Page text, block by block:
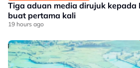
Tiga aduan media dirujuk kepada
buat pertama kali
19 hours ago